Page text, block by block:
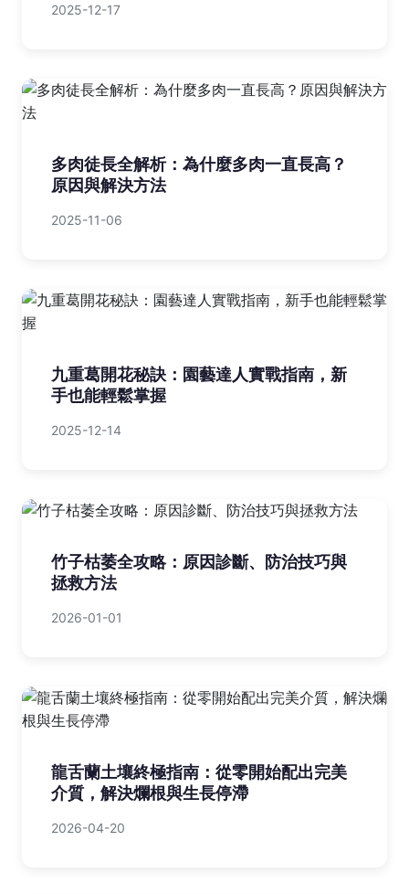
2025-12-17
多肉徒長全解析：為什麼多肉一直長高？
原因與解決方法
2025-11-06
九重葛開花秘訣：園藝達人實戰指南，新
手也能輕鬆掌握
2025-12-14
竹子枯萎全攻略：原因診斷、防治技巧與
拯救方法
2026-01-01
龍舌蘭土壤終極指南：從零開始配出完美
介質，解決爛根與生長停滯
2026-04-20